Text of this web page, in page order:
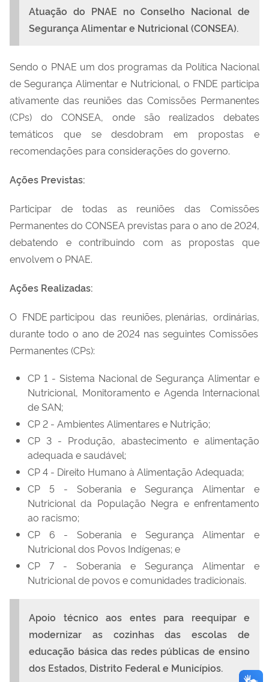
Atuação do PNAE no Conselho Nacional de
Segurança Alimentar e Nutricional (CONSEA).
Sendo o PNAE um dos programas da Política Nacional
de Segurança Alimentar e Nutricional, o FNDE participa
ativamente das reuniões das Comissões Permanentes
(CPs) do CONSEA, onde são realizados debates
temáticos que se desdobram em propostas e
recomendações para considerações do governo.
Ações Previstas:
Participar de todas as reuniões das Comissões
Permanentes do CONSEA previstas para o ano de 2024,
debatendo e contribuindo com as propostas que
envolvem o PNAE.
Ações Realizadas:
O FNDE participou das reuniões, plenárias, ordinárias,
durante todo o ano de 2024 nas seguintes Comissões
Permanentes (CPs):
CP 1 - Sistema Nacional de Segurança Alimentar e
Nutricional, Monitoramento e Agenda Internacional
de SAN;
CP 2 - Ambientes Alimentares e Nutrição;
CP 3 - Produção, abastecimento e alimentação
adequada e saudável;
CP 4 - Direito Humano à Alimentação Adequada;
CP 5 - Soberania e Segurança Alimentar e
Nutricional da População Negra e enfrentamento
ao racismo;
CP 6 - Soberania e Segurança Alimentar e
Nutricional dos Povos Indígenas; e
CP 7 - Soberania e Segurança Alimentar e
Nutricional de povos e comunidades tradicionais.
Apoio técnico aos entes para reequipar e
modernizar as cozinhas das escolas de
educação básica das redes públicas de ensino
dos Estados, Distrito Federal e Municípios.